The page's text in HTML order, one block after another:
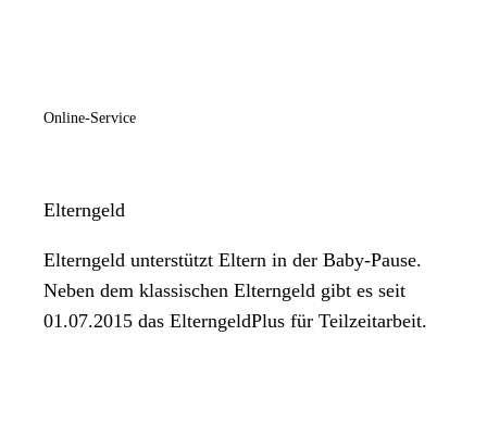
Online-Service
Elterngeld
Elterngeld unterstützt Eltern in der Baby-Pause.
Neben dem klassischen Elterngeld gibt es seit
01.07.2015 das ElterngeldPlus für Teilzeitarbeit.